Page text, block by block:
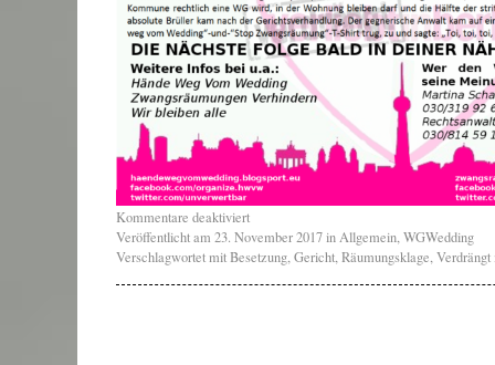
Kommentare deaktiviert
Veröffentlicht am 23. November 2017inAllgemein,WGWedding
Verschlagwortet mitBesetzung,Gericht,Räumungsklage,